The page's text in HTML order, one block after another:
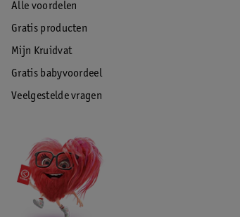
Alle voordelen
Gratis producten
Mijn Kruidvat
Gratis babyvoordeel
Veelgestelde vragen